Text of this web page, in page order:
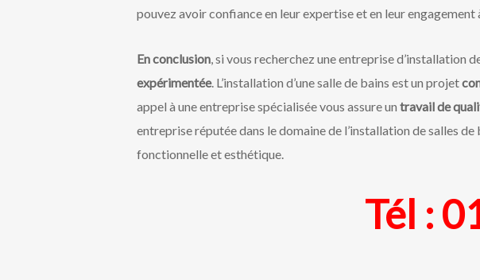
pouvez avoir confiance en leur expertise et en leur
En conclusion, si vous recherchez une entreprise d’installation
expérimentée. L’installation d’une salle de bains est un projet
appel à une entreprise spécialisée vous assure un travail de
entreprise réputée dans le domaine de l’installation de salles
fonctionnelle et esthétique.
Tél :